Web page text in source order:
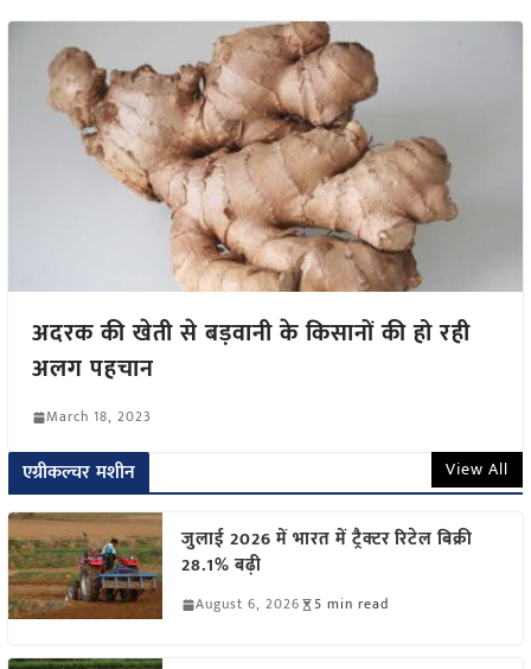
अदरक की खेती से बड़वानी के किसानों की हो रही
अलग पहचान
March 18, 2023
एग्रीकल्चर मशीन View All
जुलाई 2026 में भारत में ट्रैक्टर रिटेल बिक्री
28.1% बढ़ी
August 6, 2026 5 min read